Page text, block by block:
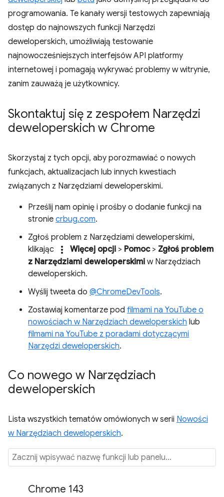
programowania. Te kanały wersji testowych zapewniają
dostęp do najnowszych funkcji Narzędzi
deweloperskich, umożliwiają testowanie
najnowocześniejszych interfejsów API platformy
internetowej i pomagają wykrywać problemy w witrynie,
zanim zauważą je użytkownicy.
Skontaktuj się z zespołem Narzędzi
deweloperskich w Chrome
Skorzystaj z tych opcji, aby porozmawiać o nowych
funkcjach, aktualizacjach lub innych kwestiach
związanych z Narzędziami deweloperskimi.
Prześlij nam opinię i prośby o dodanie funkcji na
stronie crbug.com.
Zgłoś problem z Narzędziami deweloperskimi,
klikając
more_vert Więcej opcji > Pomoc> Zgłoś problem
z Narzędziami deweloperskimi w Narzędziach
deweloperskich.
Wyślij tweeta do @ChromeDevTools.
Zostawiaj komentarze pod filmami na YouTube o
nowościach w Narzędziach deweloperskich lub
filmami na YouTube z poradami dotyczącymi
Narzędzi deweloperskich.
Co nowego w Narzędziach
deweloperskich
Lista wszystkich tematów omówionych w serii Nowości
w Narzędziach deweloperskich.
Chrome 143